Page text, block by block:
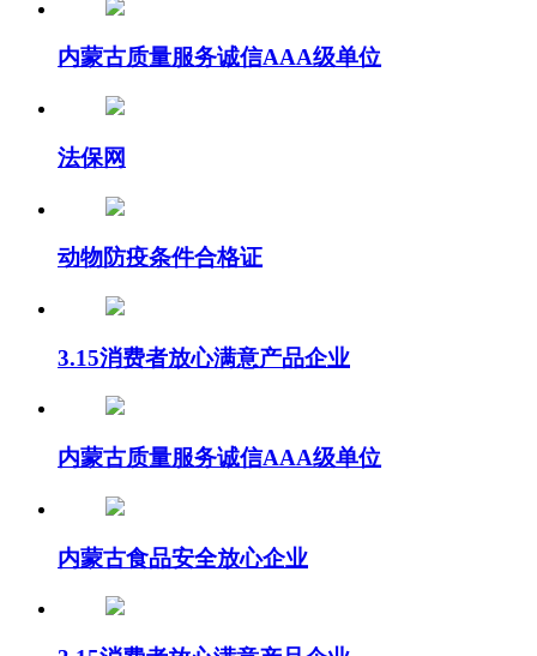
内蒙古质量服务诚信AAA级单位
法保网
动物防疫条件合格证
3.15消费者放心满意产品企业
内蒙古质量服务诚信AAA级单位
内蒙古食品安全放心企业